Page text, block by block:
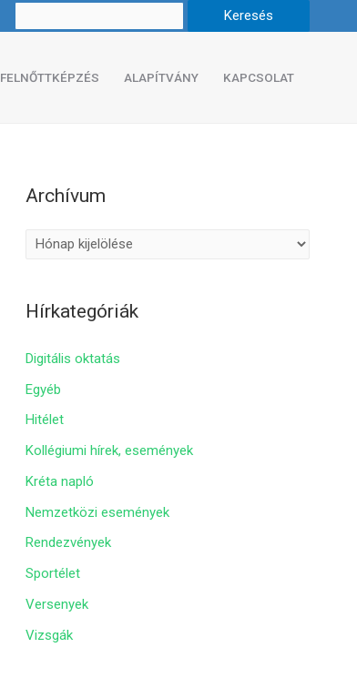
FELNŐTTKÉPZÉS ALAPÍTVÁNY KAPCSOLAT
Archívum
í
Hírkategóriák
Digitális oktatás
Egyéb
Hitélet
Kollégiumi hírek, események
Kréta napló
Nemzetközi események
Rendezvények
Sportélet
Versenyek
Vizsgák